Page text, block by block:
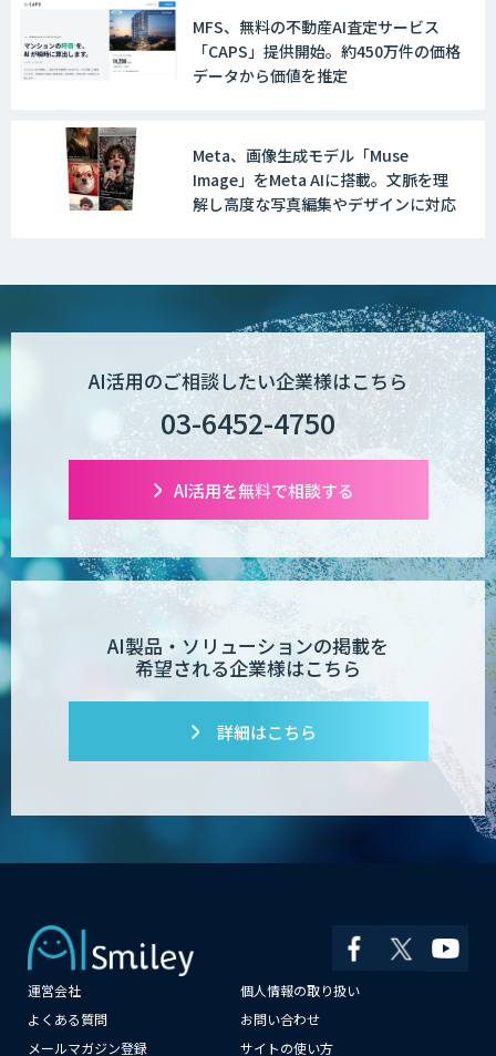
FUNNELシリーズ
AI受託開発（データ分析・画像認識）
析総合ソリューション
デジパーク
大型車専用 巻き込み警告システム SEES-
1000シリーズ
MFS、無料の不動産AI査定サービス
「CAPS」提供開始。約450万件の価格
データから価値を推定
Meta、画像生成モデル「Muse
Image」をMeta AIに搭載。文脈を理
解し高度な写真編集やデザインに対応
AI活用のご相談したい企業様はこちら
03-6452-4750
AI活用を無料で相談する
AI製品・ソリューションの掲載を
希望される企業様はこちら
詳細はこちら
運営会社
個人情報の取り扱い
よくある質問
お問い合わせ
メールマガジン登録
サイトの使い方